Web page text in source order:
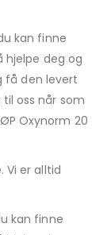
kan finne
hjelpe deg og
få den levert
oss når som
Oxynorm 20
Vi er alltid
kan finne